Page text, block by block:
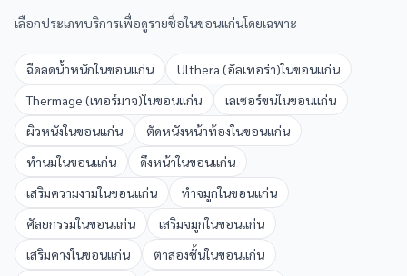
เลือกประเภทบริการเพื่อดูรายชื่อในขอนแก่นโดยเฉพาะ
ฉีดลดน้ำหนักในขอนแก่น Ulthera (อัลเทอร่า)ในขอนแก่น
Thermage (เทอร์มาจ)ในขอนแก่น เลเซอร์ขนในขอนแก่น
ผิวหนังในขอนแก่น ตัดหนังหน้าท้องในขอนแก่น
ทำนมในขอนแก่น ดึงหน้าในขอนแก่น
เสริมความงามในขอนแก่น ทำจมูกในขอนแก่น
ศัลยกรรมในขอนแก่น เสริมจมูกในขอนแก่น
เสริมคางในขอนแก่น ตาสองชั้นในขอนแก่น